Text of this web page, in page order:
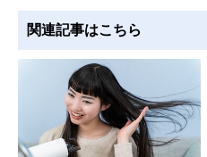
関連記事はこちら